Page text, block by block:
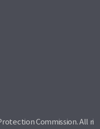
Commission. All ri